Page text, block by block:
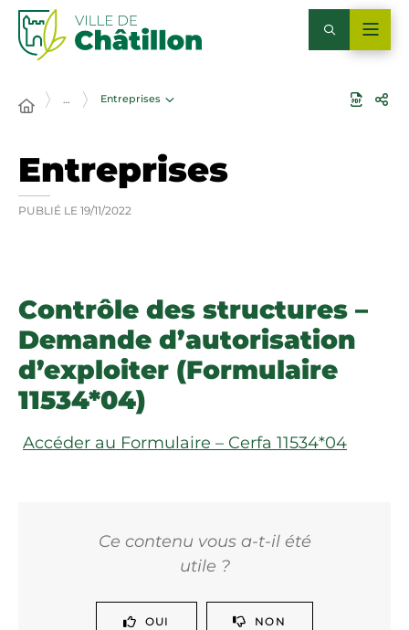
… Entreprises
Entreprises
PUBLIÉ LE 19/11/2022
Contrôle des structures –
Demande d’autorisation
d’exploiter (Formulaire
11534*04)
Accéder au Formulaire – Cerfa 11534*04
Ce contenu vous a-t-il été
utile ?
OUI NON